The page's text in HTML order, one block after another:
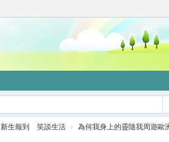
新生報到 笑談生活 › 為何我身上的靈隨我周遊歐